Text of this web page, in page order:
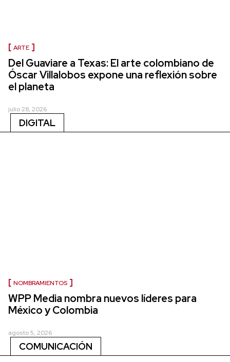
ARTE
Del Guaviare a Texas: El arte colombiano de
Óscar Villalobos expone una reflexión sobre
el planeta
julio 28, 2026
DIGITAL
NOMBRAMIENTOS
WPP Media nombra nuevos líderes para
México y Colombia
agosto 5, 2026
COMUNICACIÓN